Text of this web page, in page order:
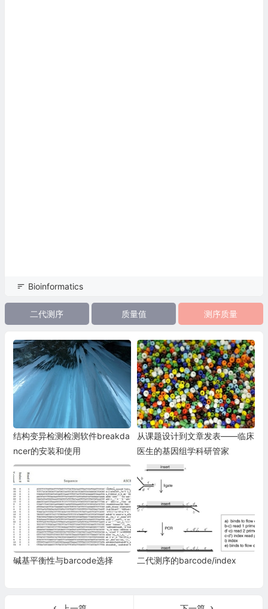
Bioinformatics
二代测序 质量值 测序质量
结构变异检测检测软件breakda
ncer的安装和使用
从课题设计到文章发表——临床
医生的基因组学科研管家
碱基平衡性与barcode选择 二代测序的barcode/index